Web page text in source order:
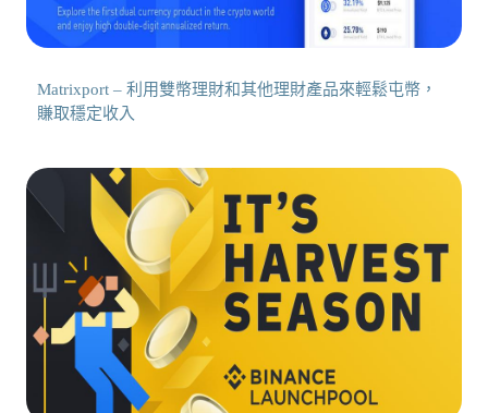
Matrixport – 利用雙幣理財和其他理財產品來輕鬆屯幣，
賺取穩定收入